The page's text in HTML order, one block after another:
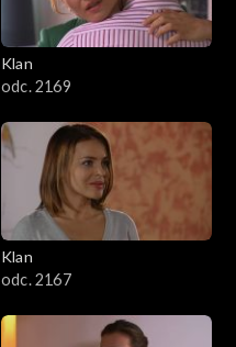
Klan
odc. 2169
Klan
odc. 2167